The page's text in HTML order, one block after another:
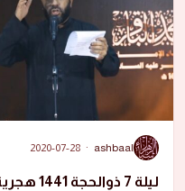
A
ashbaal
·
2020-07-28
ليلة 7 ذوالحجة 1441 هجرية